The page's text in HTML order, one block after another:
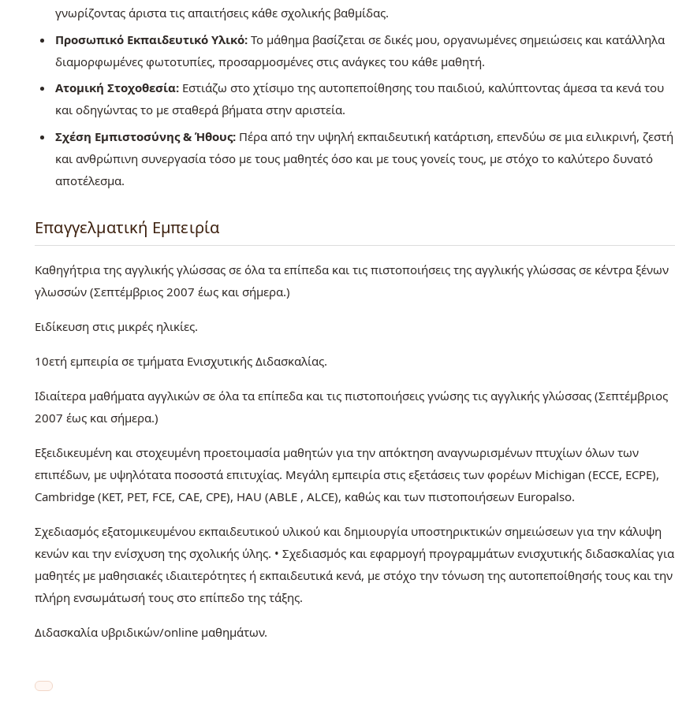
γνωρίζοντας άριστα τις απαιτήσεις κάθε σχολικής βαθμίδας.
Προσωπικό Εκπαιδευτικό Υλικό:Το μάθημα βασίζεται σε δικές μου, οργανωμένες σημειώσεις και κατάλληλα
διαμορφωμένες φωτοτυπίες, προσαρμοσμένες στις ανάγκες του κάθε μαθητή.
Ατομική Στοχοθεσία:Εστιάζω στο χτίσιμο της αυτοπεποίθησης του παιδιού, καλύπτοντας άμεσα τα κενά του
και οδηγώντας το με σταθερά βήματα στην αριστεία.
Σχέση Εμπιστοσύνης & Ήθους:Πέρα από την υψηλή εκπαιδευτική κατάρτιση, επενδύω σε μια ειλικρινή, ζεστή
και ανθρώπινη συνεργασία τόσο με τους μαθητές όσο και με τους γονείς τους, με στόχο το καλύτερο δυνατό
αποτέλεσμα.
Επαγγελματική Εμπειρία
Καθηγήτρια της αγγλικής γλώσσας σε όλα τα επίπεδα και τις πιστοποιήσεις της αγγλικής γλώσσας σε κέντρα ξένων
γλωσσών (Σεπτέμβριος 2007 έως και σήμερα.)
Ειδίκευση στις μικρές ηλικίες.
10ετή εμπειρία σε τμήματα Ενισχυτικής Διδασκαλίας.
Ιδιαίτερα μαθήματα αγγλικών σε όλα τα επίπεδα και τις πιστοποιήσεις γνώσης τις αγγλικής γλώσσας (Σεπτέμβριος
2007 έως και σήμερα.)
Εξειδικευμένη και στοχευμένη προετοιμασία μαθητών για την απόκτηση αναγνωρισμένων πτυχίων όλων των
επιπέδων, με υψηλότατα ποσοστά επιτυχίας. Μεγάλη εμπειρία στις εξετάσεις των φορέων Michigan (ECCE, ECPE),
Cambridge (KET, PET, FCE, CAE, CPE), HAU (ABLE , ALCE), καθώς και των πιστοποιήσεων Europalso.
Σχεδιασμός εξατομικευμένου εκπαιδευτικού υλικού και δημιουργία υποστηρικτικών σημειώσεων για την κάλυψη
κενών και την ενίσχυση της σχολικής ύλης. • Σχεδιασμός και εφαρμογή προγραμμάτων ενισχυτικής διδασκαλίας για
μαθητές με μαθησιακές ιδιαιτερότητες ή εκπαιδευτικά κενά, με στόχο την τόνωση της αυτοπεποίθησής τους και την
πλήρη ενσωμάτωσή τους στο επίπεδο της τάξης.
Διδασκαλία υβριδικών/online μαθημάτων.